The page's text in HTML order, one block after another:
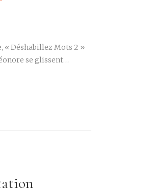
« Déshabillez Mots 2 »
se glissent…